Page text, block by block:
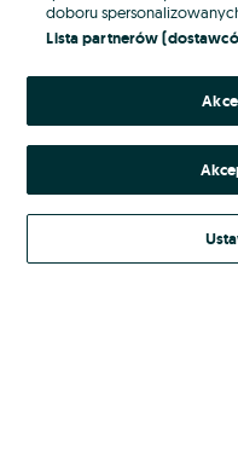
Nie pamiętasz hasła?
Kontynuując za pośrednictwem
Regulamin
doboru
Lista partnerów